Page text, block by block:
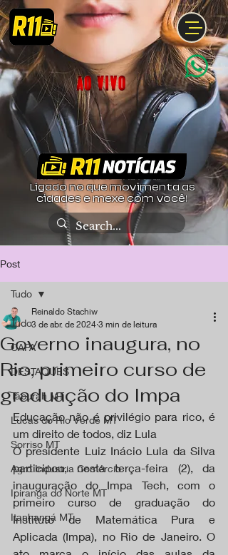
Ligado no que movimenta as
cidades e mexe com você!
Post
Tudo
CAPA
DESTAQUES
Tapurah MT
Lucas do Rio Verde MT
Sorriso MT
Agro Industria Comércio
Ipiranga do Norte MT
Itanhangá MT
Tudo
Governo inaugura, no
Rio, primeiro curso de
graduação do Impa
Reinaldo Stachiw
3 de abr. de 2024 3 min de leitura
Educação não é privilégio para rico, é
um direito de todos, diz Lula
O presidente Luiz Inácio Lula da Silva
participou, nesta terça-feira (2), da
inauguração do Impa Tech, com o
primeiro curso de graduação do
Instituto de Matemática Pura e
Aplicada (Impa), no Rio de Janeiro. O